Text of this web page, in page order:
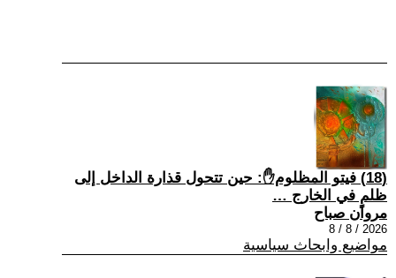
(18) فيتو المظلوم✋: حين تتحول قذارة الداخل إلى
ظلمٍ في الخارج …
مروان صباح
2026 / 8 / 8
مواضيع وابحاث سياسية